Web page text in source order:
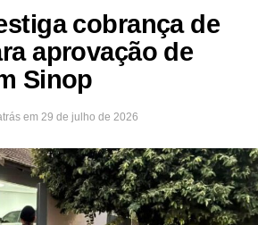
cobrança de
aprovação de
Sinop
em 29 de julho de 2026